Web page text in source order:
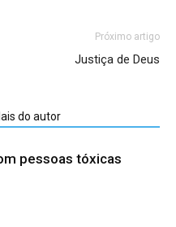
Próximo artigo
Justiça de Deus
do autor
pessoas tóxicas